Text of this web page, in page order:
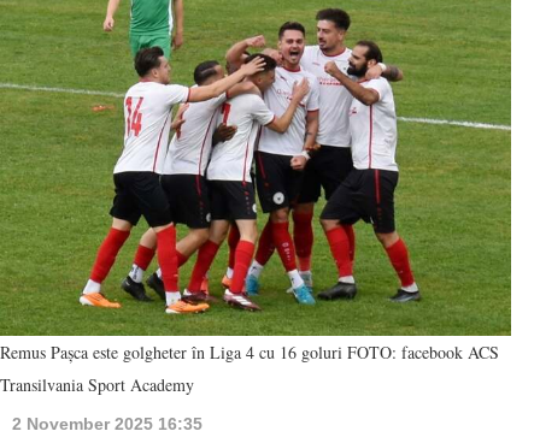
Remus Pașca este golgheter în Liga 4 cu 16 goluri FOTO: facebook ACS
Transilvania Sport Academy
2 November 2025 16:35